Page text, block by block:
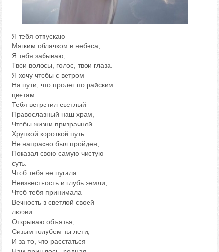
Я тебя отпускаю
Мягким облачком в небеса,
Я тебя забываю,
Твои волосы, голос, твои глаза.
Я хочу чтобы с ветром
На пути, что пролег по райским
цветам.
Тебя встретил светлый
Православный наш храм,
Чтобы жизни призрачной
Хрупкой короткой путь
Не напрасно был пройден,
Показал свою самую чистую
суть.
Чтоб тебя не пугала
Неизвестность и глубь земли,
Чтоб тебя принимала
Вечность в светлой своей
любви.
Открываю объятья,
Сизым голубем ты лети,
И за то, что расстаться